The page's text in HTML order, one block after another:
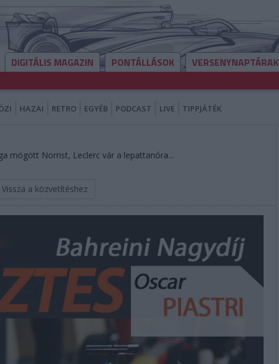
DIGITÁLIS MAGAZIN PONTÁLLÁSOK VERSENYNAPTÁRAK
HAZAI RETRO EGYÉB PODCAST LIVE TIPPJÁTÉK
mögött Norrist, Leclerc vár a lepattanóra...
Vissza a közvetítéshez